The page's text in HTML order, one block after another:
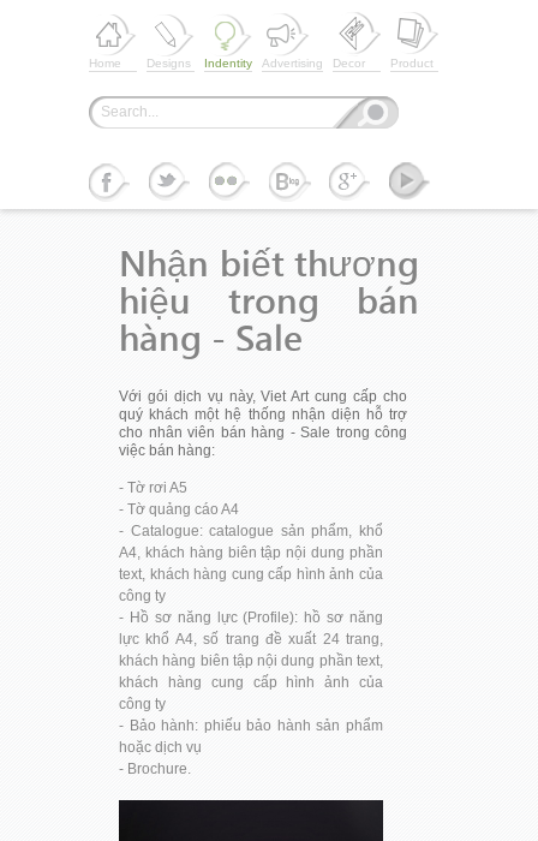
Home Designs Indentity Advertising Decor Product
Nhận biết thương
hiệu trong bán
hàng - Sale
Với gói dịch vụ này, Viet Art cung cấp cho
quý khách một hệ thống nhận diện hỗ trợ
cho nhân viên bán hàng - Sale trong công
việc bán hàng:
- Tờ rơi A5
- Tờ quảng cáo A4
- Catalogue: catalogue sản phẩm, khổ
A4, khách hàng biên tập nội dung phần
text, khách hàng cung cấp hình ảnh của
công ty
- Hồ sơ năng lực (Profile): hồ sơ năng
lực khổ A4, số trang đề xuất 24 trang,
khách hàng biên tập nội dung phần text,
khách hàng cung cấp hình ảnh của
công ty
- Bảo hành: phiếu bảo hành sản phẩm
hoặc dịch vụ
- Brochure.